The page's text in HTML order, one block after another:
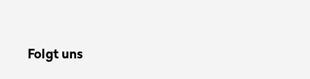
Folgt uns